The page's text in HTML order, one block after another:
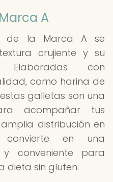
A
de la Marca A se
crujiente y su
Elaboradas con
como harina de
galletas son una
acompañar tus
distribución en
convierte en una
conveniente para
dieta sin gluten.